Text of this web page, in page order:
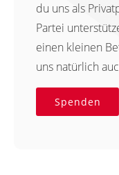
du uns als
Partei
einen kleinen
uns natürlich
Spenden